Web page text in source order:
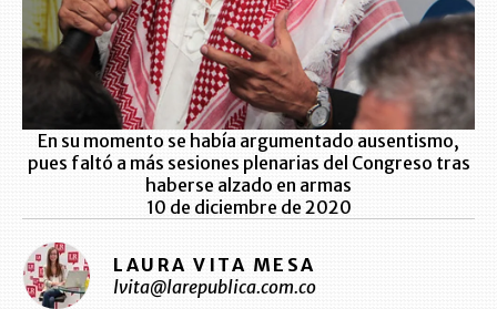
En su momento se había argumentado ausentismo,
pues faltó a más sesiones plenarias del Congreso tras
haberse alzado en armas
10 de diciembre de 2020
LAURA VITA MESA
lvita@larepublica.com.co